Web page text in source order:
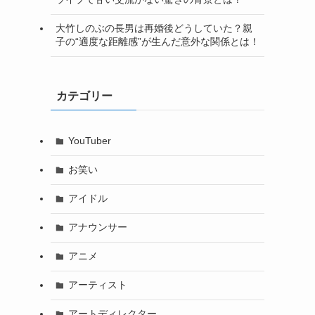
大竹しのぶの長男は再婚後どうしていた？親
子の“適度な距離感”が生んだ意外な関係とは！
カテゴリー
YouTuber
お笑い
アイドル
アナウンサー
アニメ
アーティスト